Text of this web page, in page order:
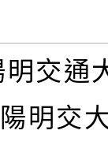
明交通
明交